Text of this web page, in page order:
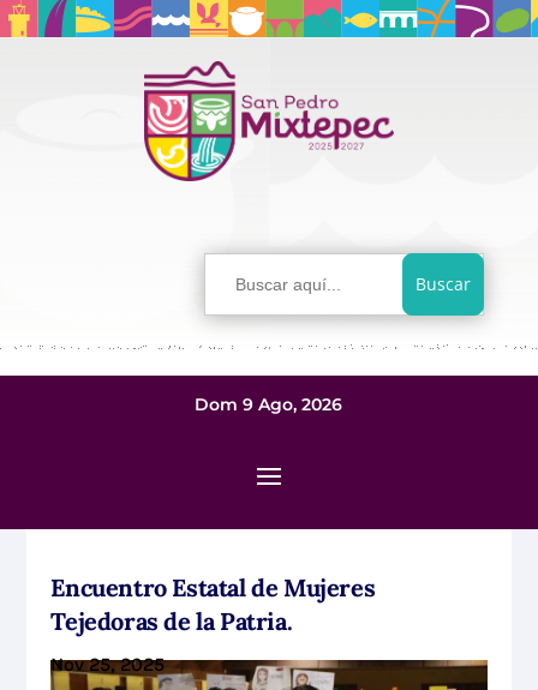
Buscar:
Dom 9 Ago, 2026
Encuentro Estatal de Mujeres
Tejedoras de la Patria.
Nov 25, 2025